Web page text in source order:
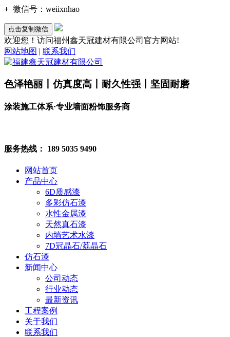
+ 微信号： weiixnhao
点击复制微信
欢迎您！访问福州鑫天冠建材有限公司官方网站!
网站地图 | 联系我们
色泽艳丽丨仿真度高丨耐久性强丨坚固耐磨
涂装施工体系·专业墙面粉饰服务商
服务热线： 189 5035 9490
网站首页
产品中心
6D质感漆
多彩仿石漆
水性金属漆
天然真石漆
内墙艺术水漆
7D冠晶石/荔晶石
仿石漆
新闻中心
公司动态
行业动态
最新资讯
工程案例
关于我们
联系我们